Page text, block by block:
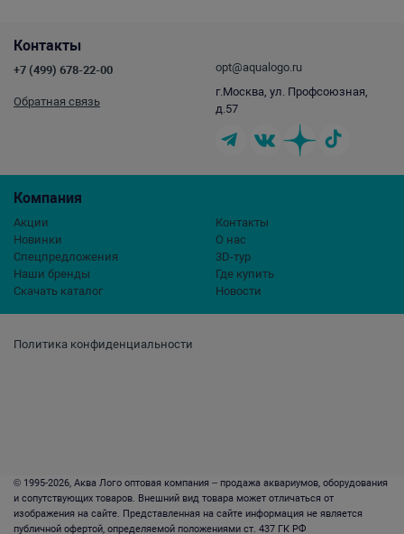
Политика конфиденциальности
Компания
Акции
Новинки
Спецпредложения
Наши бренды
Скачать каталог
Контакты
О нас
3D-тур
Где купить
Новости
Контакты
+7 (499) 678-22-00
Обратная связь
opt@aqualogo.ru
г.Москва, ул. Профсоюзная,
д.57
© 1995-2026, Аква Лого оптовая компания – продажа аквариумов, оборудования
и сопутствующих товаров. Внешний вид товара может отличаться от
изображения на сайте. Представленная на сайте информация не является
публичной офертой, определяемой положениями ст. 437 ГК РФ